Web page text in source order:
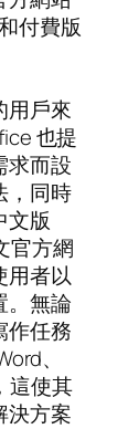
付費版
用戶來
也提
求而設
，同時
文版
官方網
用者以
。無論
作任務
、
這使其
決方案